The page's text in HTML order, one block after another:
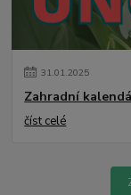
31.01.2025
Zahradní
číst celé